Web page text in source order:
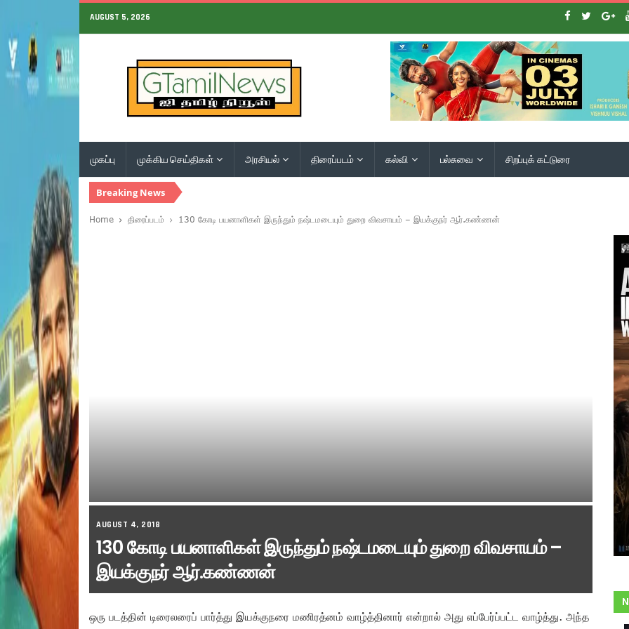
AUGUST 5, 2026
முகப்பு முக்கிய செய்திகள் அரசியல் திரைப்படம் கல்வி பல்சுவை சிறப்புக் கட்டுரை
Breaking News
Home திரைப்படம் 130 கோடி பயனாளிகள் இருந்தும் நஷ்டமடையும் துறை விவசாயம் – இயக்குநர் ஆர்.கண்ணன்
AUGUST 4, 2018
130 கோடி பயனாளிகள் இருந்தும் நஷ்டமடையும் துறை விவசாயம் –
இயக்குநர் ஆர்.கண்ணன்
ஒரு படத்தின் டிரைலரைப் பார்த்து இயக்குநரை மணிரத்னம் வாழ்த்தினார் என்றால் அது எப்பேர்ப்பட்ட வாழ்த்து. அந்த